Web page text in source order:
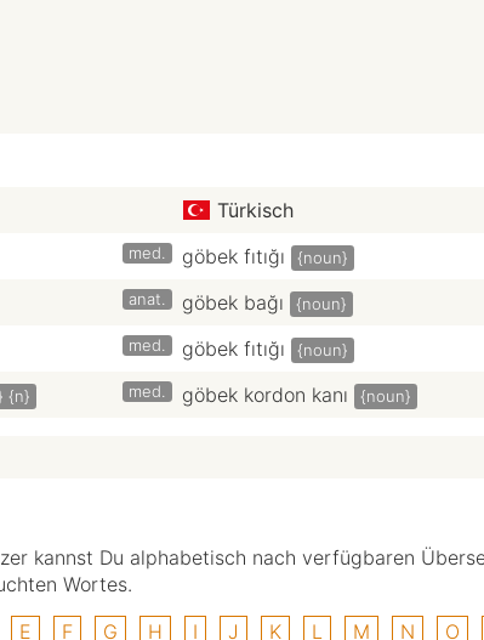
Türkisch
med. göbek fıtığı {noun}
anat. göbek bağı {noun}
med. göbek fıtığı {noun}
{n} med. göbek kordon kanı {noun}
kannst Du alphabetisch nach verfügbaren
Wortes.
E F G H I J K L M N O